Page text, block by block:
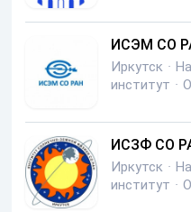
ИСЭМ СО
Иркутск ·
институт ·
ИСЗФ СО
Иркутск ·
институт ·